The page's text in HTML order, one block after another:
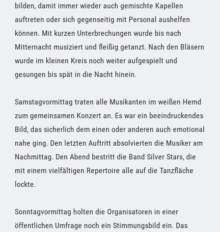
bilden, damit immer wieder auch gemischte Kapellen
auftreten oder sich gegenseitig mit Personal aushelfen
können. Mit kurzen Unterbrechungen wurde bis nach
Mitternacht musiziert und fleißig getanzt. Nach den Bläsern
wurde im kleinen Kreis noch weiter aufgespielt und
gesungen bis spät in die Nacht hinein.
Samstagvormittag traten alle Musikanten im weißen Hemd
zum gemeinsamen Konzert an. Es war ein beeindruckendes
Bild, das sicherlich dem einen oder anderen auch emotional
nahe ging. Den letzten Auftritt absolvierten die Musiker am
Nachmittag. Den Abend bestritt die Band Silver Stars, die
mit einem vielfältigen Repertoire alle auf die Tanzfläche
lockte.
Sonntagvormittag holten die Organisatoren in einer
öffentlichen Umfrage noch ein Stimmungsbild ein. Das